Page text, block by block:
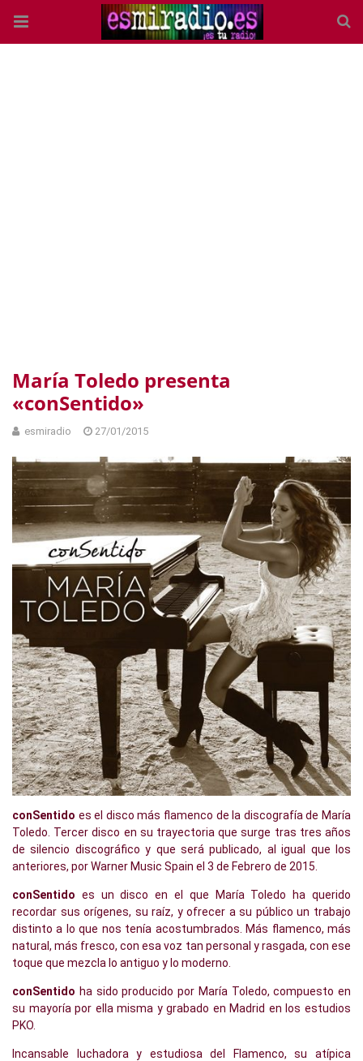
María Toledo presenta
«conSentido»
esmiradio 27/01/2015
conSentido es el disco más flamenco de la discografía de María
Toledo. Tercer disco en su trayectoria que surge tras tres años
de silencio discográfico y que será publicado, al igual que los
anteriores, por Warner Music Spain el 3 de Febrero de 2015.
conSentido es un disco en el que María Toledo ha querido
recordar sus orígenes, su raíz, y ofrecer a su público un trabajo
distinto a lo que nos tenía acostumbrados. Más flamenco, más
natural, más fresco, con esa voz tan personal y rasgada, con ese
toque que mezcla lo antiguo y lo moderno.
conSentido ha sido producido por María Toledo, compuesto en
su mayoría por ella misma y grabado en Madrid en los estudios
PKO.
Incansable luchadora y estudiosa del Flamenco, su atípica